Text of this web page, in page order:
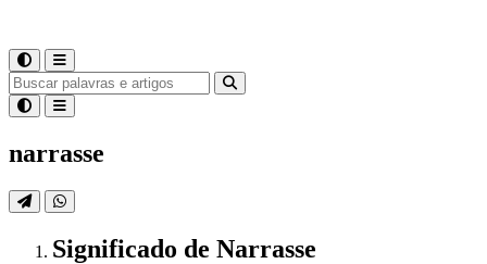
narrasse
Significado de Narrasse